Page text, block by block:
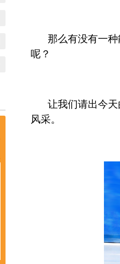
那么有没有一
呢？
让我们请出今
风采。